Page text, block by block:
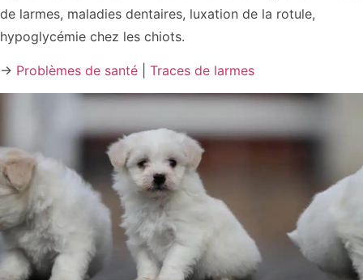
de larmes, maladies dentaires, luxation de la rotule,
hypoglycémie chez les chiots.
→ Problèmes de santé Traces de larmes